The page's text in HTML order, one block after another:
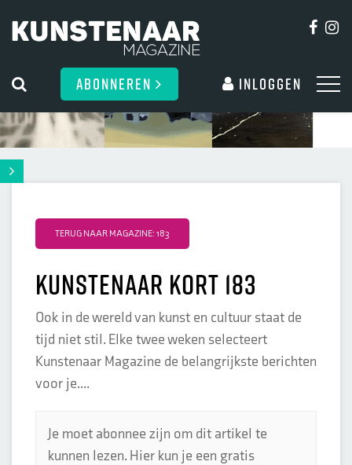
ABONNEREN Inloggen
TERUG NAAR MAGAZINE: 183
Kunstenaar kort 183
Ook in de wereld van kunst en cultuur staat de
tijd niet stil. Elke twee weken selecteert
Kunstenaar Magazine de belangrijkste berichten
voor je....
Je moet abonnee zijn om dit artikel te
kunnen lezen. Hier kun je een gratis